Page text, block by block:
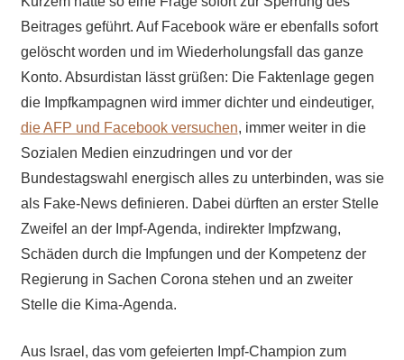
Beitrages geführt. Auf Facebook wäre er ebenfalls sofort
gelöscht worden und im Wiederholungsfall das ganze
Konto. Absurdistan lässt grüßen: Die Faktenlage gegen
die Impfkampagnen wird immer dichter und eindeutiger,
die AFP und Facebook versuchen, immer weiter in die
Sozialen Medien einzudringen und vor der
Bundestagswahl energisch alles zu unterbinden, was sie
als Fake-News definieren. Dabei dürften an erster Stelle
Zweifel an der Impf-Agenda, indirekter Impfzwang,
Schäden durch die Impfungen und der Kompetenz der
Regierung in Sachen Corona stehen und an zweiter
Stelle die Kima-Agenda.
Aus Israel, das vom gefeierten Impf-Champion zum